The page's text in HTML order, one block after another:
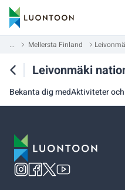
... Mellersta Finland
Leivonmäki
Bekanta dig medAktiviteter